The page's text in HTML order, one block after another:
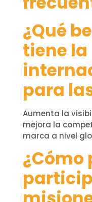
¿Qué
tiene la
para
Aumenta la
mejora la
marca a nivel
¿Cómo